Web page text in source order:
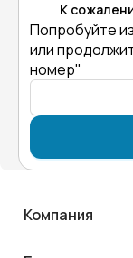
К
Попробуйте
или
номер"
Компания